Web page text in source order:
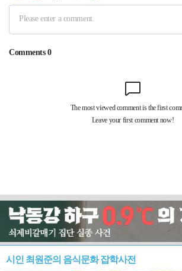
시인 최원준의 음식문화 잡학사전